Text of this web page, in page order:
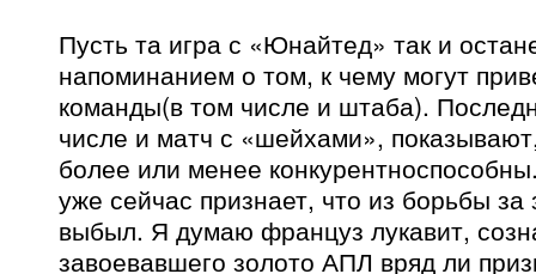
Пусть та игра с «Юнайтед» так и
напоминанием о том, к чему могут
команды(в том числе и штаба).
числе и матч с «шейхами»,
более или менее
уже сейчас признает, что из борьбы за
выбыл. Я думаю француз лукавит,
завоевавшего золото АПЛ вряд ли